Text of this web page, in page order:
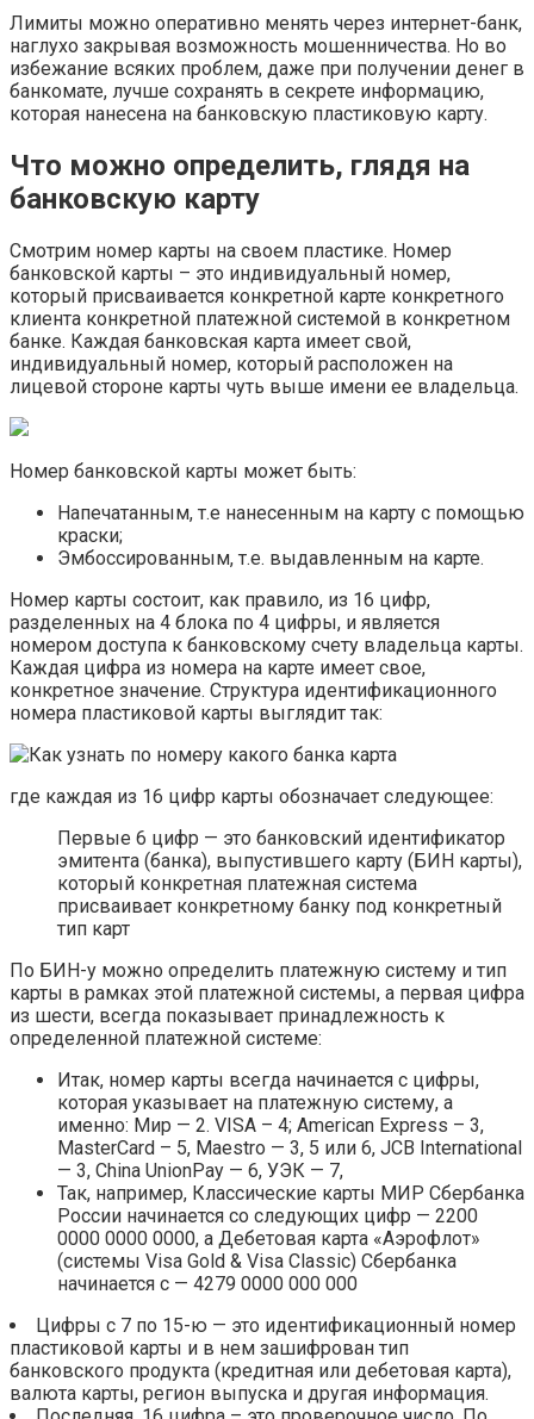
Лимиты можно оперативно менять через интернет-банк,
наглухо закрывая возможность мошенничества. Но во
избежание всяких проблем, даже при получении денег в
банкомате, лучше сохранять в секрете информацию,
которая нанесена на банковскую пластиковую карту.
Что можно определить, глядя на
банковскую карту
Смотрим номер карты на своем пластике. Номер
банковской карты – это индивидуальный номер,
который присваивается конкретной карте конкретного
клиента конкретной платежной системой в конкретном
банке. Каждая банковская карта имеет свой,
индивидуальный номер, который расположен на
лицевой стороне карты чуть выше имени ее владельца.
Номер банковской карты может быть:
Напечатанным, т.е нанесенным на карту с помощью
краски;
Эмбоссированным, т.е. выдавленным на карте.
Номер карты состоит, как правило, из 16 цифр,
разделенных на 4 блока по 4 цифры, и является
номером доступа к банковскому счету владельца карты.
Каждая цифра из номера на карте имеет свое,
конкретное значение. Структура идентификационного
номера пластиковой карты выглядит так:
где каждая из 16 цифр карты обозначает следующее:
Первые 6 цифр — это банковский идентификатор
эмитента (банка), выпустившего карту (БИН карты),
который конкретная платежная система
присваивает конкретному банку под конкретный
тип карт
По БИН-у можно определить платежную систему и тип
карты в рамках этой платежной системы, а первая цифра
из шести, всегда показывает принадлежность к
определенной платежной системе:
Итак, номер карты всегда начинается с цифры,
которая указывает на платежную систему, а
именно: Мир — 2. VISA – 4; American Express – 3,
MasterCard – 5, Maestro — 3, 5 или 6, JCB International
— 3, China UnionPay — 6, УЭК — 7,
Так, например, Классические карты МИР Сбербанка
России начинается со следующих цифр — 2200
0000 0000 0000, а Дебетовая карта «Аэрофлот»
(системы Visa Gold & Visa Classic) Сбербанка
начинается с — 4279 0000 000 000
Цифры с 7 по 15-ю — это идентификационный номер
пластиковой карты и в нем зашифрован тип
банковского продукта (кредитная или дебетовая карта),
валюта карты, регион выпуска и другая информация.